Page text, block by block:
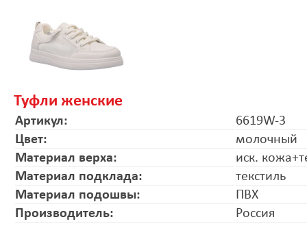
Туфли женские
Артикул:
6619W-3
Цвет:
молочный
Материал верха:
иск.
Материал подклада:
текстиль
Материал подошвы:
ПВХ
Производитель:
Россия